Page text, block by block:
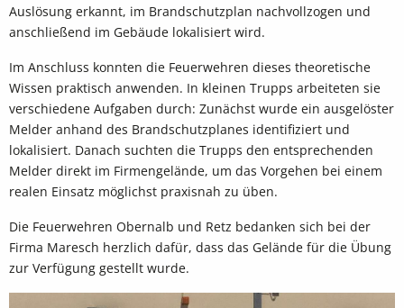
Auslösung erkannt, im Brandschutzplan nachvollzogen und
anschließend im Gebäude lokalisiert wird.
Im Anschluss konnten die Feuerwehren dieses theoretische
Wissen praktisch anwenden. In kleinen Trupps arbeiteten sie
verschiedene Aufgaben durch: Zunächst wurde ein ausgelöster
Melder anhand des Brandschutzplanes identifiziert und
lokalisiert. Danach suchten die Trupps den entsprechenden
Melder direkt im Firmengelände, um das Vorgehen bei einem
realen Einsatz möglichst praxisnah zu üben.
Die Feuerwehren Obernalb und Retz bedanken sich bei der
Firma Maresch herzlich dafür, dass das Gelände für die Übung
zur Verfügung gestellt wurde.